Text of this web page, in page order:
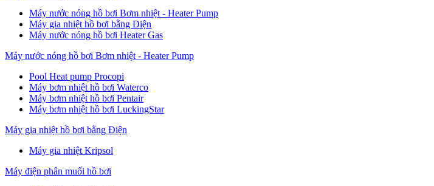
Máy nước nóng hồ bơi Bơm nhiệt - Heater Pump
Máy gia nhiệt hồ bơi bằng Điện
Máy nước nóng hồ bơi Heater Gas
Máy nước nóng hồ bơi Bơm nhiệt - Heater Pump
Pool Heat pump Procopi
Máy bơm nhiệt hồ bơi Waterco
Máy bơm nhiệt hồ bơi Pentair
Máy bơm nhiệt hồ bơi LuckingStar
Máy gia nhiệt hồ bơi bằng Điện
Máy gia nhiệt Kripsol
Máy điện phân muối hồ bơi